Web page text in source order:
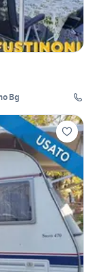
Bg